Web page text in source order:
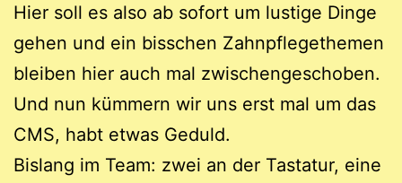
Hier soll es also ab sofort um lustige Dinge
gehen und ein bisschen Zahnpflegethemen
bleiben hier auch mal zwischengeschoben.
Und nun kümmern wir uns erst mal um das
CMS, habt etwas Geduld.
Bislang im Team: zwei an der Tastatur, eine